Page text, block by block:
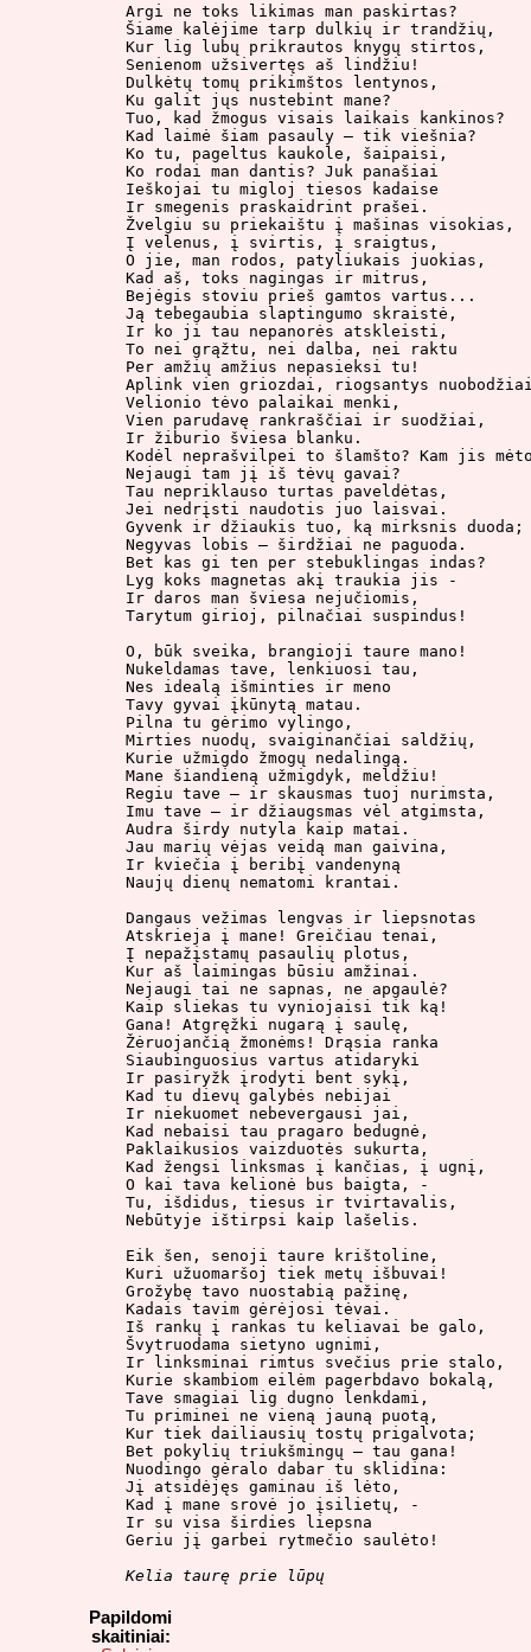
Argi ne toks likimas man paskirtas?
Šiame kalėjime tarp dulkių ir trandžių,
Kur lig lubų prikrautos knygų stirtos,
Senienom užsivertęs aš lindžiu!
Dulkėtų tomų prikimštos lentynos,
Ku galit jųs nustebint mane?
Tuo, kad žmogus visais laikais kankinos?
Kad laimė šiam pasauly – tik viešnia?
Ko tu, pageltus kaukole, šaipaisi,
Ko rodai man dantis? Juk panašiai
Ieškojai tu migloj tiesos kadaise
Ir smegenis praskaidrint prašei.
Žvelgiu su priekaištu į mašinas visokias,
Į velenus, į svirtis, į sraigtus,
O jie, man rodos, patyliukais juokias,
Kad aš, toks nagingas ir mitrus,
Bejėgis stoviu prieš gamtos vartus...
Ją tebegaubia slaptingumo skraistė,
Ir ko ji tau nepanorės atskleisti,
To nei grąžtu, nei dalba, nei raktu
Per amžių amžius nepasieksi tu!
Aplink vien griozdai, riogsantys
Velionio tėvo palaikai menki,
Vien parudavę rankraščiai ir suodžiai,
Ir žiburio šviesa blanku.
Kodėl neprašvilpei to šlamšto? Kam jis
Nejaugi tam jį iš tėvų gavai?
Tau nepriklauso turtas paveldėtas,
Jei nedrįsti naudotis juo laisvai.
Gyvenk ir džiaukis tuo, ką mirksnis duoda;
Negyvas lobis – širdžiai ne paguoda.
Bet kas gi ten per stebuklingas indas?
Lyg koks magnetas akį traukia jis -
Ir daros man šviesa nejučiomis,
Tarytum girioj, pilnačiai suspindus!
O, būk sveika, brangioji taure mano!
Nukeldamas tave, lenkiuosi tau,
Nes idealą išminties ir meno
Tavy gyvai įkūnytą matau.
Pilna tu gėrimo vylingo,
Mirties nuodų, svaiginančiai saldžių,
Kurie užmigdo žmogų nedalingą.
Mane šiandieną užmigdyk, meldžiu!
Regiu tave – ir skausmas tuoj nurimsta,
Imu tave – ir džiaugsmas vėl atgimsta,
Audra širdy nutyla kaip matai.
Jau marių vėjas veidą man gaivina,
Ir kviečia į beribį vandenyną
Naujų dienų nematomi krantai.
Dangaus vežimas lengvas ir liepsnotas
Atskrieja į mane! Greičiau tenai,
Į nepažįstamų pasaulių plotus,
Kur aš laimingas būsiu amžinai.
Nejaugi tai ne sapnas, ne apgaulė?
Kaip sliekas tu vyniojaisi tik ką!
Gana! Atgręžki nugarą į saulę,
Žėruojančią žmonėms! Drąsia ranka
Siaubinguosius vartus atidaryki
Ir pasiryžk įrodyti bent sykį,
Kad tu dievų galybės nebijai
Ir niekuomet nebevergausi jai,
Kad nebaisi tau pragaro bedugnė,
Paklaikusios vaizduotės sukurta,
Kad žengsi linksmas į kančias, į ugnį,
O kai tava kelionė bus baigta, -
Tu, išdidus, tiesus ir tvirtavalis,
Nebūtyje ištirpsi kaip lašelis.
Eik šen, senoji taure krištoline,
Kuri užuomaršoj tiek metų išbuvai!
Grožybę tavo nuostabią pažinę,
Kadais tavim gėrėjosi tėvai.
Iš rankų į rankas tu keliavai be galo,
Švytruodama sietyno ugnimi,
Ir linksminai rimtus svečius prie stalo,
Kurie skambiom eilėm pagerbdavo bokalą,
Tave smagiai lig dugno lenkdami,
Tu priminei ne vieną jauną puotą,
Kur tiek dailiausių tostų prigalvota;
Bet pokylių triukšmingų – tau gana!
Nuodingo gėralo dabar tu sklidina:
Jį atsidėjęs gaminau iš lėto,
Kad į mane srovė jo įsilietų, -
Ir su visa širdies liepsna
Geriu jį garbei rytmečio saulėto!
Kelia taurę prie lūpų
Papildomi
skaitiniai: